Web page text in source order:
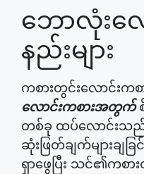
ဘောလုံးလ
နည်းများ
ကစားတွင်းလောင်းက
လောင်းကစားအတွက်
တစ်ခု ထပ်လောင်းသည်
ဆုံးဖြတ်ချက်များချခ
ရှာဖွေပြီး သင်၏ကစာ